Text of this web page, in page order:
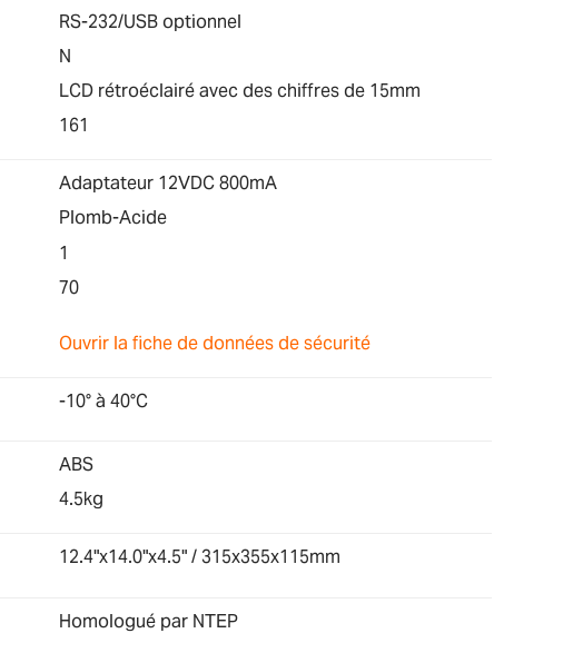
RS-232/USB optionnel
N
LCD rétroéclairé avec des chiffres de 15mm
161
Adaptateur 12VDC 800mA
Plomb-Acide
1
70
Ouvrir la fiche de données de sécurité
-10° à 40°C
ABS
4.5kg
12.4"x14.0"x4.5" / 315x355x115mm
Homologué par NTEP